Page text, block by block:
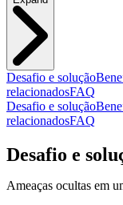
Desafio e solução
relacionadosFAQ
Desafio e solução
relacionadosFAQ
Desafio e
Ameaças ocultas em